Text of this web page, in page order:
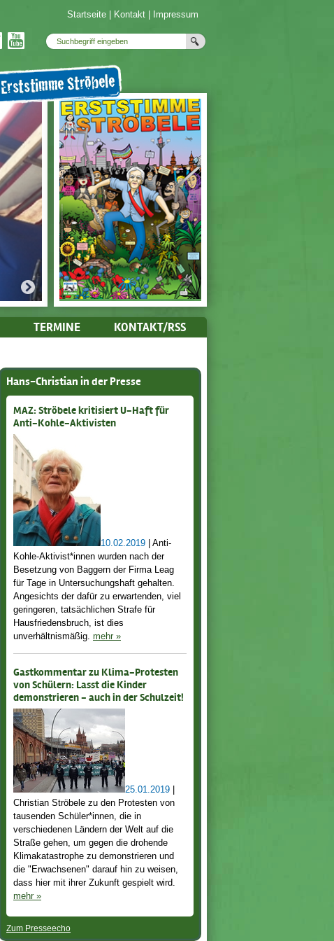
Startseite Kontakt Impressum
TERMINE KONTAKT/RSS
Hans-Christian in der Presse
MAZ: Ströbele kritisiert U-Haft für
Anti-Kohle-Aktivisten
10.02.2019 | Anti-
Kohle-Aktivist*innen wurden nach der
Besetzung von Baggern der Firma Leag
für Tage in Untersuchungshaft gehalten.
Angesichts der dafür zu erwartenden, viel
geringeren, tatsächlichen Strafe für
Hausfriedensbruch, ist dies
unverhältnismäßig. mehr »
Gastkommentar zu Klima-Protesten
von Schülern: Lasst die Kinder
demonstrieren - auch in der Schulzeit!
25.01.2019
Christian Ströbele zu den Protesten von
tausenden Schüler*innen, die in
verschiedenen Ländern der Welt auf die
Straße gehen, um gegen die drohende
Klimakatastrophe zu demonstrieren und
die "Erwachsenen" darauf hin zu weisen,
dass hier mit ihrer Zukunft gespielt wird.
mehr »
Zum Presseecho